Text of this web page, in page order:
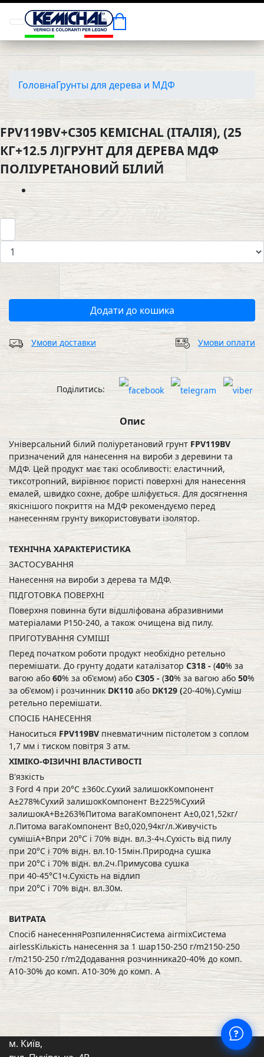
ГоловнаГрунты для дерева и МДФ
FPV119BV+C305 KEMICHAL (ІТАЛІЯ), (25
КГ+12.5 Л)ГРУНТ ДЛЯ ДЕРЕВА МДФ
ПОЛІУРЕТАНОВИЙ БІЛИЙ
Додати до кошика
Умови доставки Умови оплати
Поділитись:
Опис
Універсальний білий поліуретановий грунт FPV119BV
призначений для нанесення на вироби з деревини та
МДФ. Цей продукт має такі особливості: еластичний,
тиксотропний, вирівнює пористі поверхні для нанесення
емалей, швидко сохне, добре шліфується. Для досягнення
якіснішого покриття на МДФ рекомендуємо перед
нанесенням грунту використовувати ізолятор.
ТЕХНІЧНА ХАРАКТЕРИСТИКА
ЗАСТОСУВАННЯ
Нанесення на вироби з дерева та МДФ.
ПІДГОТОВКА ПОВЕРХНІ
Поверхня повинна бути відшліфована абразивними
матеріалами Р150-240, а також очищена від пилу.
ПРИГОТУВАННЯ СУМІШІ
Перед початком роботи продукт необхідно ретельно
перемішати. До грунту додати каталізатор C318 - (40% за
вагою або 60% за об'ємом) або C305 - (30% за вагою або 50%
за об'ємом) і розчинник DK110або DK129 (20-40%).Суміш
ретельно перемішати.
СПОСІБ НАНЕСЕННЯ
Наноситься FPV119ВV пневматичним пістолетом з соплом
1,7 мм і тиском повітря 3 атм.
ХІМІКО-ФІЗИЧНІ ВЛАСТИВОСТІ
В'язкість
З Ford 4 при 20°C ±360с.Сухий залишокКомпонент
А±278%Сухий залишокКомпонент В±225%Сухий
залишокА+В±263%Питома вагаКомпонент А±0,021,52кг/
л.Питома вагаКомпонент В±0,020,94кг/л.Живучість
сумішіА+Впри 20°C і 70% відн. вл.3-4ч.Сухість від пилу
при 20°C і 70% відн. вл.10-15мін.Природна сушка
при 20°C і 70% відн. вл.2ч.Примусова сушка
при 40-45°C1ч.Сухість на відлип
при 20°C і 70% відн. вл.30м.
ВИТРАТА
Спосіб нанесенняРозпиленняСистема airmixСистема
airlessКількість нанесення за 1 шар150-250 г/m2150-250
г/m2150-250 г/m2Додавання розчинника20-40% до комп.
A10-30% до комп. A10-30% до комп. A
м. Київ,